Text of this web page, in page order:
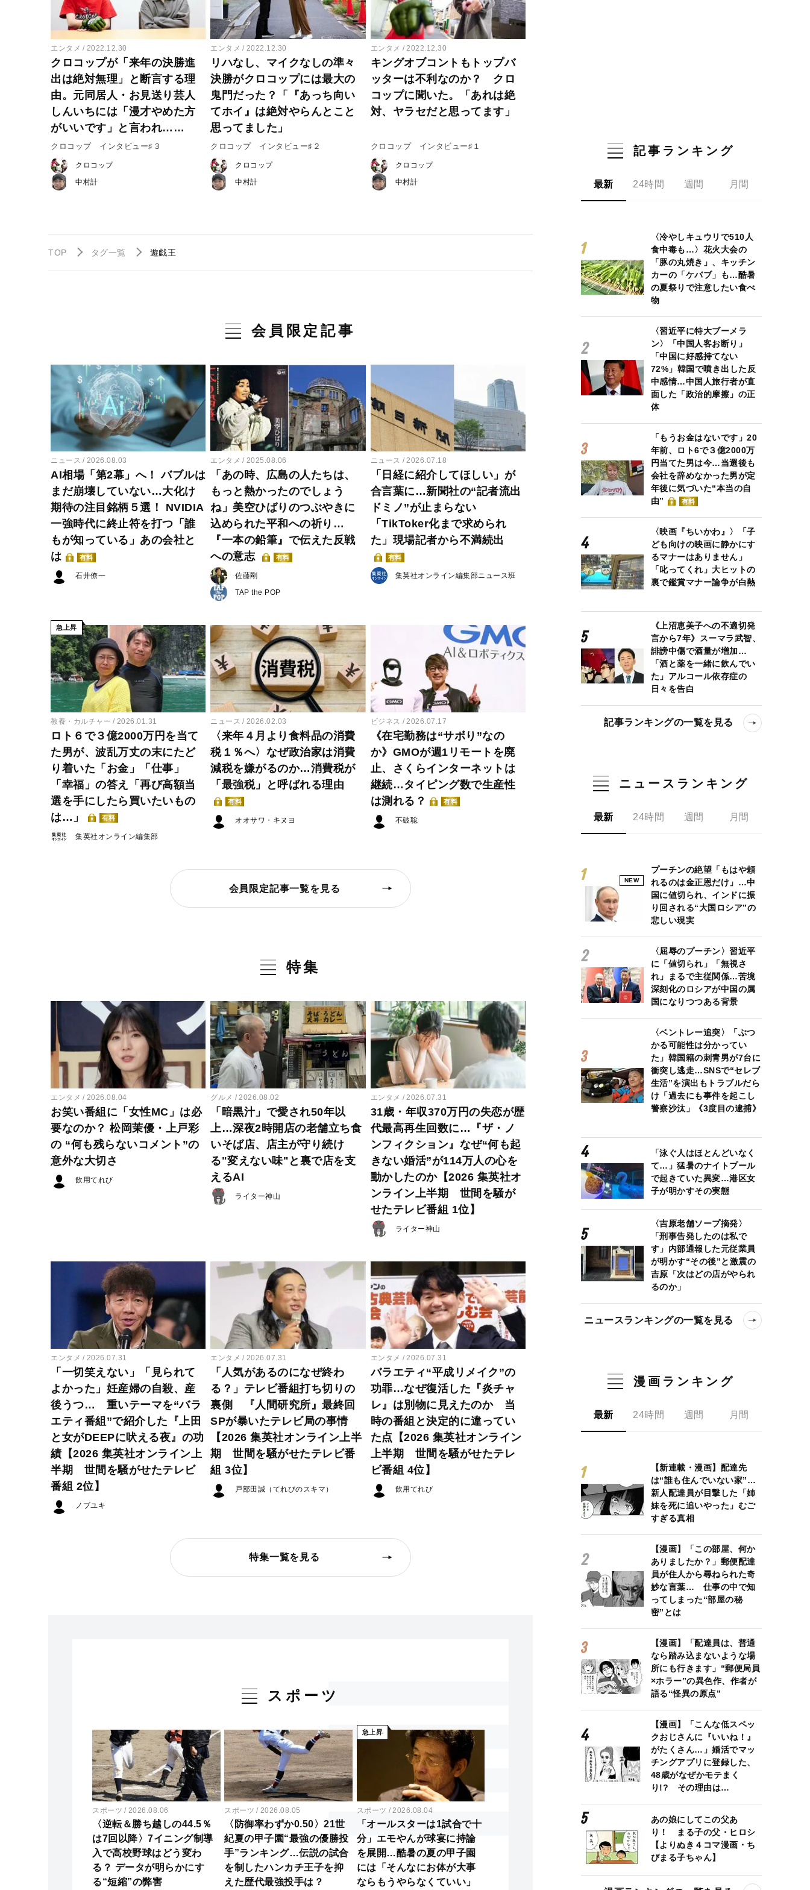
エンタメ 2022.12.30
クロコップが「来年の決勝進
出は絶対無理」と断言する理
由。元同居人・お見送り芸人
しんいちには「漫才やめた方
がいいです」と言われ……
クロコップ インタビュー♯３
クロコップ
中村計
エンタメ 2022.12.30
リハなし、マイクなしの準々
決勝がクロコップには最大の
鬼門だった？「『あっち向い
てホイ』は絶対やらんとこと
思ってました」
クロコップ インタビュー♯２
クロコップ
中村計
エンタメ 2022.12.30
キングオブコントもトップバ
ッターは不利なのか？ クロ
コップに聞いた。「あれは絶
対、ヤラセだと思ってます」
クロコップ インタビュー♯１
クロコップ
中村計
TOP タグ一覧 遊戯王
会員限定記事
ニュース 2026.08.03
AI相場「第2幕」へ！ バブルは
まだ崩壊していない…大化け
期待の注目銘柄５選！ NVIDIA
一強時代に終止符を打つ「誰
もが知っている」あの会社と
は
有料
石井僚一
エンタメ 2025.08.06
「あの時、広島の人たちは、
もっと熱かったのでしょう
ね」美空ひばりのつぶやきに
込められた平和への祈り…
『一本の鉛筆』で伝えた反戦
への意志
有料
佐藤剛
TAP the POP
ニュース 2026.07.18
「日経に紹介してほしい」が
合言葉に…新聞社の“記者流出
ドミノ”が止まらない
「TikToker化まで求められ
た」現場記者から不満続出
有料
集英社オンライン編集部ニュース班
急上昇
教養・カルチャー 2026.01.31
ロト６で３億2000万円を当て
た男が、波乱万丈の末にたど
り着いた「お金」「仕事」
「幸福」の答え「再び高額当
選を手にしたら買いたいもの
は…」
有料
集英社オンライン編集部
ニュース 2026.02.03
〈来年４月より食料品の消費
税１％へ〉なぜ政治家は消費
減税を嫌がるのか…消費税が
「最強税」と呼ばれる理由
有料
オオサワ・キヌヨ
ビジネス 2026.07.17
《在宅勤務は“サボり”なの
か》GMOが週1リモートを廃
止、さくらインターネットは
継続…タイピング数で生産性
は測れる？
有料
不破聡
会員限定記事一覧を見る
特集
エンタメ 2026.08.04
お笑い番組に「女性MC」は必
要なのか？ 松岡茉優・上戸彩
の “何も残らないコメント”の
意外な大切さ
飲用てれび
グルメ 2026.08.02
「暗黒汁」で愛され50年以
上…深夜2時開店の老舗立ち食
いそば店、店主が守り続け
る"変えない味"と裏で店を支
えるAI
ライター神山
エンタメ 2026.07.31
31歳・年収370万円の失恋が歴
代最高再生回数に…『ザ・ノ
ンフィクション』なぜ“何も起
きない婚活”が114万人の心を
動かしたのか【2026 集英社オ
ンライン上半期 世間を騒が
せたテレビ番組 1位】
ライター神山
エンタメ 2026.07.31
「一切笑えない」「見られて
よかった」妊産婦の自殺、産
後うつ… 重いテーマを“バラ
エティ番組”で紹介した『上田
と女がDEEPに吠える夜』の功
績【2026 集英社オンライン上
半期 世間を騒がせたテレビ
番組 2位】
ノブユキ
エンタメ 2026.07.31
「人気があるのになぜ終わ
る？」テレビ番組打ち切りの
裏側 『人間研究所』最終回
SPが暴いたテレビ局の事情
【2026 集英社オンライン上半
期 世間を騒がせたテレビ番
組 3位】
戸部田誠（てれびのスキマ）
エンタメ 2026.07.31
バラエティ“平成リメイク”の
功罪…なぜ復活した『炎チャ
レ』は別物に見えたのか 当
時の番組と決定的に違ってい
た点【2026 集英社オンライン
上半期 世間を騒がせたテレ
ビ番組 4位】
飲用てれび
特集一覧を見る
スポーツ
スポーツ 2026.08.06
〈逆転＆勝ち越しの44.5％
は7回以降〉7イニング制導
入で高校野球はどう変わ
る？ データが明らかにす
る“短縮”の弊害
スポーツ 2026.08.05
〈防御率わずか0.50〉21世
紀夏の甲子園“最強の優勝投
手”ランキング…伝説の試合
を制したハンカチ王子を抑
えた歴代最強投手は？
急上昇
スポーツ 2026.08.04
「オールスターは1試合で十
分」エモやんが球宴に持論
を展開…酷暑の夏の甲子園
には「そんなにお体が大事
ならもうやらなくていい」
記事ランキング
最新 24時間 週間 月間
〈冷やしキュウリで510人
食中毒も…〉花火大会の
「豚の丸焼き」、キッチン
カーの「ケバブ」も…酷暑
の夏祭りで注意したい食べ
物
〈習近平に特大ブーメラ
ン〉「中国人客お断り」
「中国に好感持てない
72%」韓国で噴き出した反
中感情…中国人旅行者が直
面した「政治的摩擦」の正
体
「もうお金はないです」20
年前、ロト6で３億2000万
円当てた男は今…当選後も
会社を辞めなかった男が定
年後に気づいた“本当の自
由”
有料
〈映画『ちいかわ』〉「子
ども向けの映画に静かにす
るマナーはありません」
「叱ってくれ」大ヒットの
裏で鑑賞マナー論争が白熱
《上沼恵美子への不適切発
言から7年》スーマラ武智、
誹謗中傷で酒量が増加…
「酒と薬を一緒に飲んでい
た」アルコール依存症の
日々を告白
記事ランキングの一覧を見る
ニュースランキング
最新 24時間 週間 月間
NEW
プーチンの絶望「もはや頼
れるのは金正恩だけ」…中
国に値切られ、インドに振
り回される“大国ロシア”の
悲しい現実
〈屈辱のプーチン〉習近平
に「値切られ」「無視さ
れ」まるで主従関係…苦境
深刻化のロシアが中国の属
国になりつつある背景
〈ベントレー追突〉「ぶつ
かる可能性は分かってい
た」韓国籍の刺青男が7台に
衝突し逃走…SNSで“セレブ
生活”を演出もトラブルだら
け「過去にも事件を起こし
警察沙汰」《3度目の逮捕》
「泳ぐ人はほとんどいなく
て…」猛暑のナイトプール
で起きていた異変…港区女
子が明かすその実態
〈吉原老舗ソープ摘発〉
「刑事告発したのは私で
す」内部通報した元従業員
が明かす“その後”と激震の
吉原「次はどの店がやられ
るのか」
ニュースランキングの一覧を見る
漫画ランキング
最新 24時間 週間 月間
【新連載・漫画】配達先
は“誰も住んでいない家”…
新人配達員が目撃した「姉
妹を死に追いやった」むご
すぎる真相
【漫画】「この部屋、何か
ありましたか？」郵便配達
員が住人から尋ねられた奇
妙な言葉… 仕事の中で知
ってしまった“部屋の秘
密”とは
【漫画】「配達員は、普通
なら踏み込まないような場
所にも行きます」“郵便局員
×ホラー”の異色作、作者が
語る“怪異の原点”
【漫画】「こんな低スペッ
クおじさんに『いいね！』
がたくさん…」婚活でマッ
チングアプリに登録した、
48歳がなぜかモテまく
り!? その理由は…
あの娘にしてこの父あ
り！ まる子の父・ヒロシ
【よりぬき４コマ漫画・ち
びまる子ちゃん】